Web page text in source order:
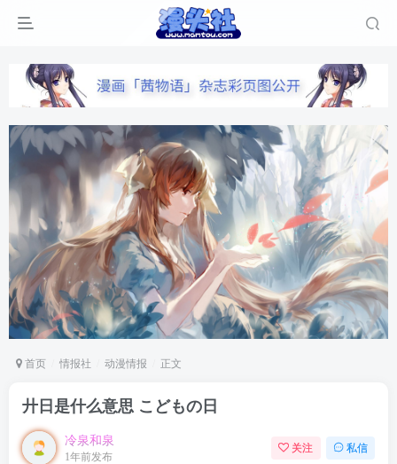
首页 情报社 动漫情报 正文
廾日是什么意思 こどもの日
冷泉和泉
1年前发布
关注 私信